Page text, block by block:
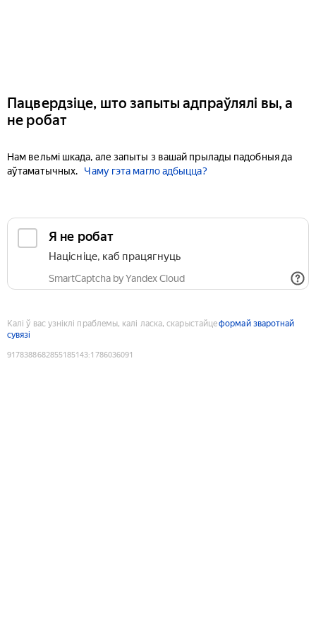
Пацвердзіце, што запыты адпраўлялі вы, а
не робат
Нам вельмі шкада, але запыты з вашай прылады падобныя да
аўтаматычных.
Чаму гэта магло адбыцца?
Я не робат
Націсніце, каб працягнуць
SmartCaptcha by Yandex Cloud
Калі ў вас узніклі праблемы, калі ласка, скарыстайцеформай зваротнай
сувязі
9178388682855185143:1786036091